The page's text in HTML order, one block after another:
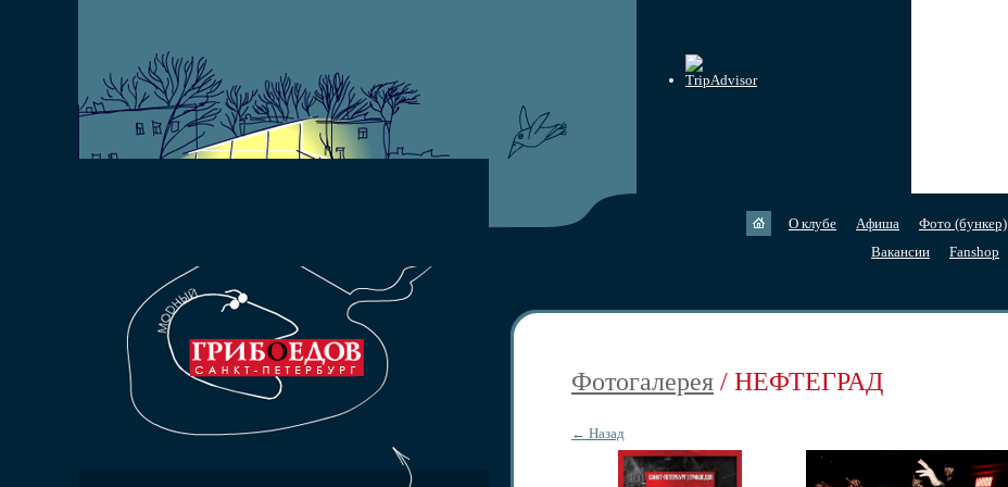
О клубе Афиша Фото (бункер)
Вакансии
Fanshop
Фотогалерея / НЕФТЕГРАД
← Назад